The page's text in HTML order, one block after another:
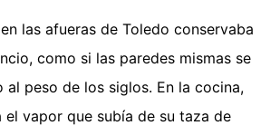
las afueras de Toledo conservaba
como si las paredes mismas se
al peso de los siglos. En la cocina,
el vapor que subía de su taza de